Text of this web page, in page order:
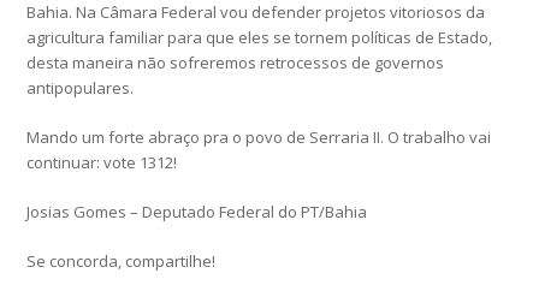
Bahia. Na Câmara Federal vou defender projetos vitoriosos da
agricultura familiar para que eles se tornem políticas de Estado,
desta maneira não sofreremos retrocessos de governos
antipopulares.
Mando um forte abraço pra o povo de Serraria II. O trabalho vai
continuar: vote 1312!
Josias Gomes – Deputado Federal do PT/Bahia
Se concorda, compartilhe!